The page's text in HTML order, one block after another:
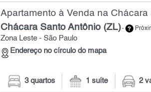
Apartamento à Venda na
Chácara Santo Antônio (ZL)-
Zona Leste - São Paulo
Endereço no círculo do mapa
3 quartos 1 suíte 2